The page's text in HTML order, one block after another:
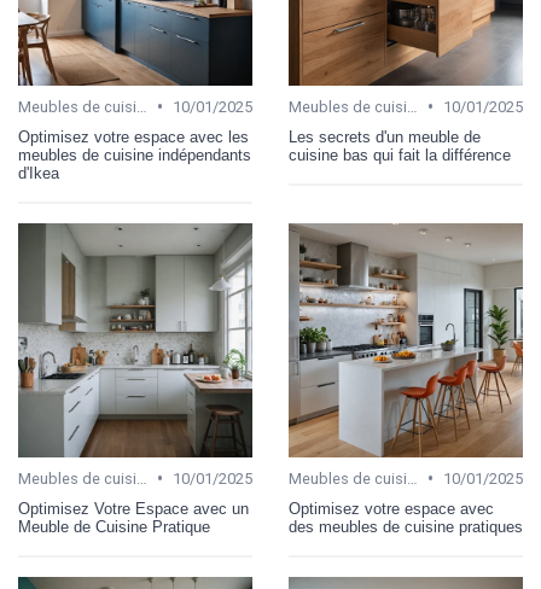
Meubles de cuisine •
10/01/2025
Optimisez votre espace avec les
meubles de cuisine indépendants
d'Ikea
Meubles de cuisine •
10/01/2025
Les secrets d'un meuble de
cuisine bas qui fait la différence
Meubles de cuisine •
10/01/2025
Optimisez Votre Espace avec un
Meuble de Cuisine Pratique
Meubles de cuisine •
10/01/2025
Optimisez votre espace avec
des meubles de cuisine pratiques